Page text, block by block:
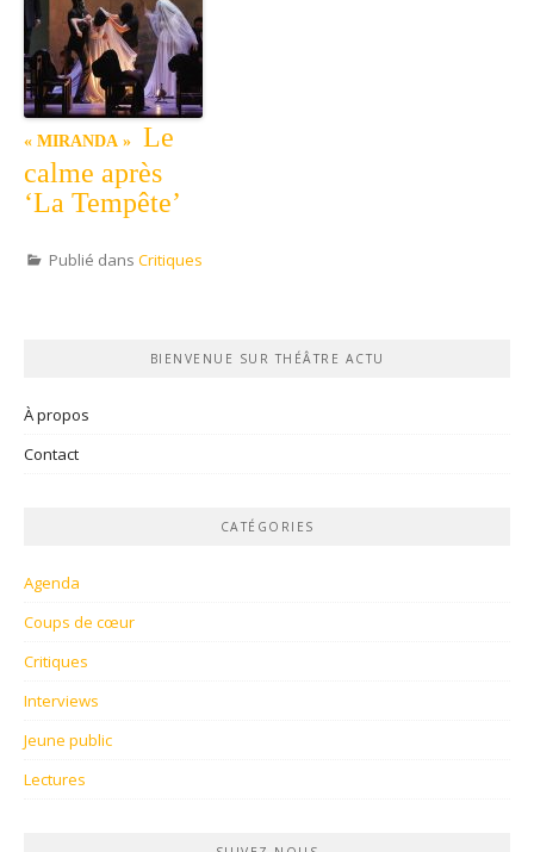
« MIRANDA »
Le
calme après
‘La Tempête’
Publié dans Critiques
BIENVENUE SUR THÉÂTRE ACTU
À propos
Contact
CATÉGORIES
Agenda
Coups de cœur
Critiques
Interviews
Jeune public
Lectures